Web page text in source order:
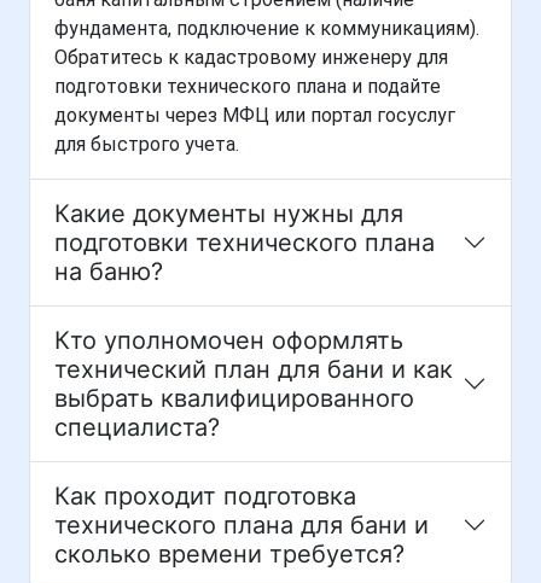
фундамента, подключение к коммуникациям).
Обратитесь к кадастровому инженеру для
подготовки технического плана и подайте
документы через МФЦ или портал госуслуг
для быстрого учета.
Какие документы нужны для
подготовки технического плана
на баню?
Кто уполномочен оформлять
технический план для бани и как
выбрать квалифицированного
специалиста?
Как проходит подготовка
технического плана для бани и
сколько времени требуется?